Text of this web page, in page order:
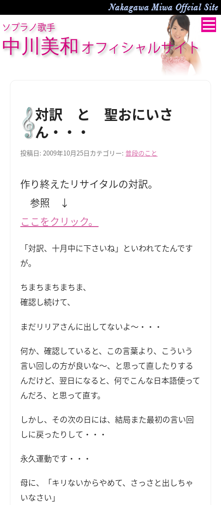
Nakagawa Miwa Offcial Site
ソプラノ歌手
中川美和 オフィシャルサイト
対訳 と 聖おにいさ
ん・・・
投稿日:2009年10月25日カテゴリー:普段のこと
作り終えたリサイタルの対訳。
参照 ↓
ここをクリック。
「対訳、十月中に下さいね」といわれてたんです
が。
ちまちまちまちま、
確認し続けて、
まだリリアさんに出してないよ～・・・
何か、確認していると、この言葉より、こういう
言い回しの方が良いな～、と思って直したりする
んだけど、翌日になると、何でこんな日本語使って
んだろ、と思って直す。
しかし、その次の日には、結局また最初の言い回
しに戻ったりして・・・
永久運動です・・・
母に、「キリないからやめて、さっさと出しちゃ
いなさい」